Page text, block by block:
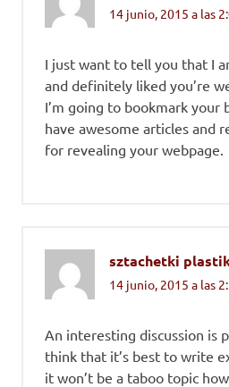
14 junio, 2015 a las
I just want to tell you that I
and definitely liked you’re
I’m going to bookmark your
have awesome articles and
for revealing your webpage.
sztachetki
14 junio, 2015 a las
An interesting discussion is
think that it’s best to write
it won’t be a taboo topic